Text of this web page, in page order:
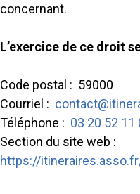
concernant.
L’exercice de ce droit
Code postal : 59000
Courriel :
Téléphone : 03 20 52 11
Section du site web :
https://